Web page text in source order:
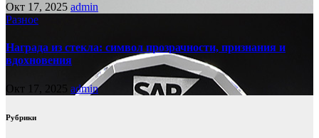
Окт 17, 2025 admin
Разное
Награда из стекла: символ прозрачности, признания и
вдохновения
Окт 17, 2025 admin
Рубрики